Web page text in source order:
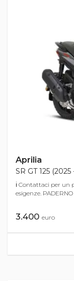
Aprilia
SR GT 125 (2025
ℹ Contattaci per un
esigenze. PADERNO
3.400 euro